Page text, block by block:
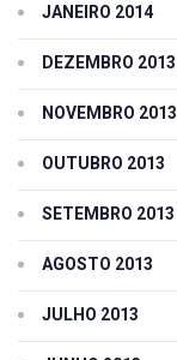
JANEIRO 2014
DEZEMBRO 2013
NOVEMBRO 2013
OUTUBRO 2013
SETEMBRO 2013
AGOSTO 2013
JULHO 2013